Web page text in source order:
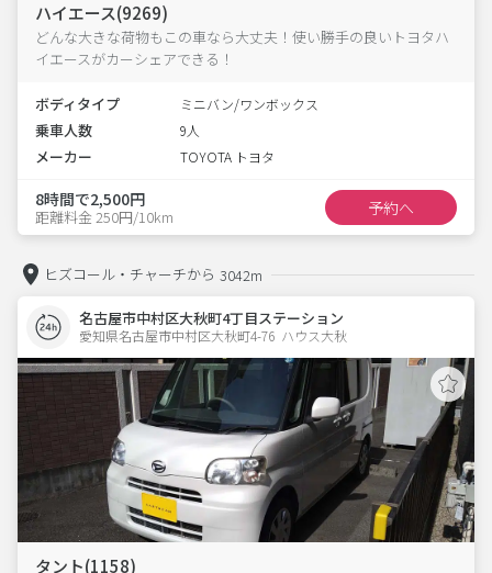
ハイエース(9269)
どんな大きな荷物もこの車なら大丈夫！使い勝手の良いトヨタハ
イエースがカーシェアできる！
ボディタイプ ミニバン/ワンボックス
乗車人数 9人
メーカー TOYOTA トヨタ
8時間で2,500円
距離料金 250円/10km 予約へ
ヒズコール・チャーチから 3042m
名古屋市中村区大秋町4丁目ステーション
愛知県名古屋市中村区大秋町4-76  ハウス大秋
タント(1158)